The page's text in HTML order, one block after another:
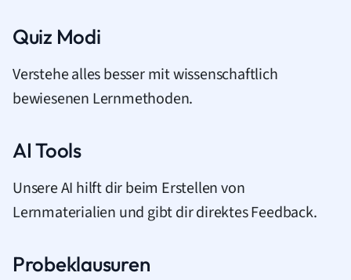
Quiz Modi
Verstehe alles besser mit wissenschaftlich
bewiesenen Lernmethoden.
AI Tools
Unsere AI hilft dir beim Erstellen von
Lernmaterialien und gibt dir direktes Feedback.
Probeklausuren